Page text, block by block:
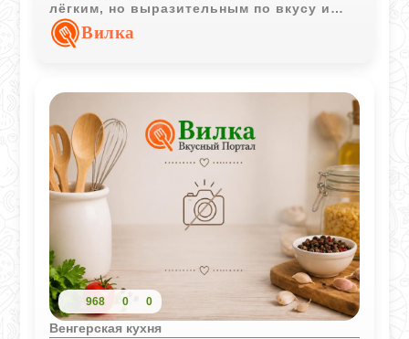
лёгким, но выразительным по вкусу и
отлично подходит как для
повседневного, так и для праздничного
Вилка
968 0 0
Венгерская кухня